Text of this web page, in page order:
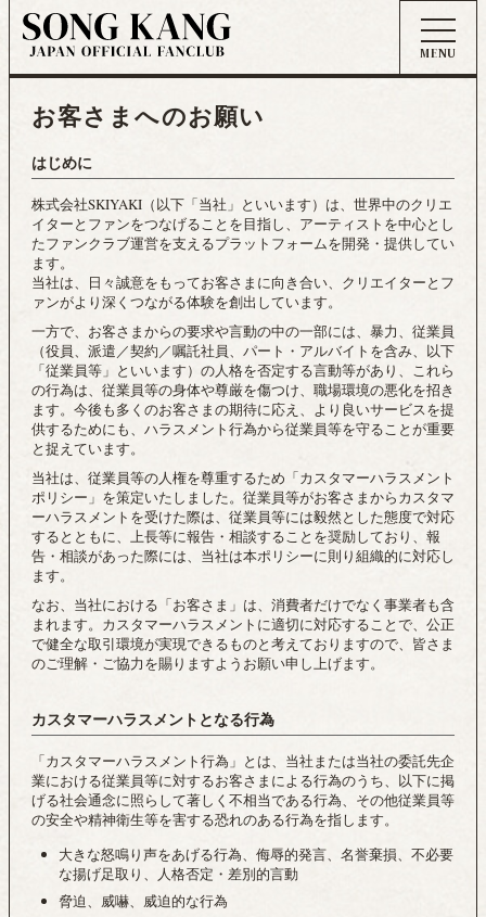
お客さまへのお願い
はじめに
株式会社SKIYAKI（以下「当社」といいます）は、世界中のクリエ
イターとファンをつなげることを目指し、アーティストを中心とし
たファンクラブ運営を支えるプラットフォームを開発・提供してい
ます。
当社は、日々誠意をもってお客さまに向き合い、クリエイターとフ
ァンがより深くつながる体験を創出しています。
一方で、お客さまからの要求や言動の中の一部には、暴力、従業員
（役員、派遣／契約／嘱託社員、パート・アルバイトを含み、以下
「従業員等」といいます）の人格を否定する言動等があり、これら
の行為は、従業員等の身体や尊厳を傷つけ、職場環境の悪化を招き
ます。今後も多くのお客さまの期待に応え、より良いサービスを提
供するためにも、ハラスメント行為から従業員等を守ることが重要
と捉えています。
当社は、従業員等の人権を尊重するため「カスタマーハラスメント
ポリシー」を策定いたしました。従業員等がお客さまからカスタマ
ーハラスメントを受けた際は、従業員等には毅然とした態度で対応
するとともに、上長等に報告・相談することを奨励しており、報
告・相談があった際には、当社は本ポリシーに則り組織的に対応し
ます。
なお、当社における「お客さま」は、消費者だけでなく事業者も含
まれます。カスタマーハラスメントに適切に対応することで、公正
で健全な取引環境が実現できるものと考えておりますので、皆さま
のご理解・ご協力を賜りますようお願い申し上げます。
カスタマーハラスメントとなる行為
「カスタマーハラスメント行為」とは、当社または当社の委託先企
業における従業員等に対するお客さまによる行為のうち、以下に掲
げる社会通念に照らして著しく不相当である行為、その他従業員等
の安全や精神衛生等を害する恐れのある行為を指します。
大きな怒鳴り声をあげる行為、侮辱的発言、名誉棄損、不必要
な揚げ足取り、人格否定・差別的言動
脅迫、威嚇、威迫的な行為